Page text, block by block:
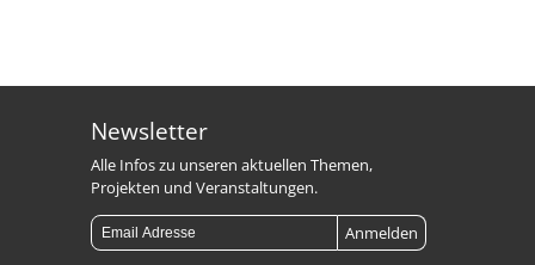
Newsletter
Alle Infos zu unseren aktuellen Themen,
Projekten und Veranstaltungen.